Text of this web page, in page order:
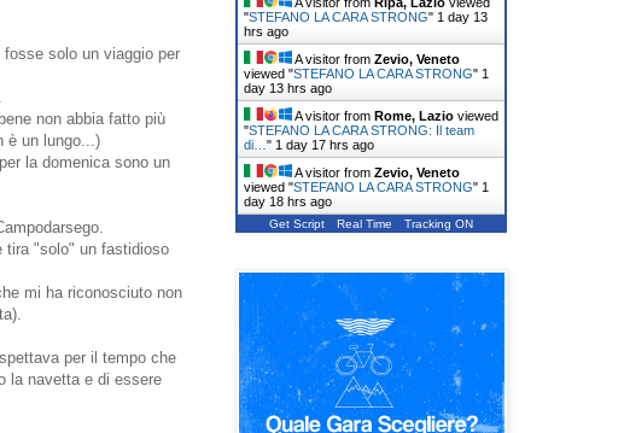
solo un viaggio per
non abbia fatto più
è un lungo...)
la domenica sono un
tira "solo" un fastidioso
mi ha riconosciuto non
per il tempo che
la navetta e di essere
"STEFANO LA CARA STRONG" 1 day 13
hrs ago
A visitor from Zevio, Veneto
viewed "STEFANO LA CARA STRONG" 1
day 13 hrs ago
A visitor from Rome, Lazio viewed
"STEFANO LA CARA STRONG: Il team
di… " 1 day 17 hrs ago
A visitor from Zevio, Veneto
viewed "STEFANO LA CARA STRONG" 1
day 18 hrs ago
Get Script Real Time Tracking ON